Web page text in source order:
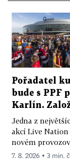
Pořadatel
bude s PPF
Karlín.
Jedna z
akcí Live
novém
7. 8. 2026 ▪ 3 min.